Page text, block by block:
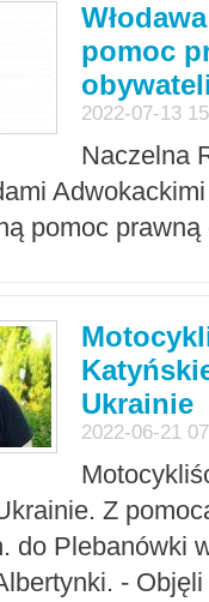
pomoc
2022-07-13
Naczelna
Adwokackimi
pomoc
Ukrainie
2022-06-21
Z
do Plebanówki
-